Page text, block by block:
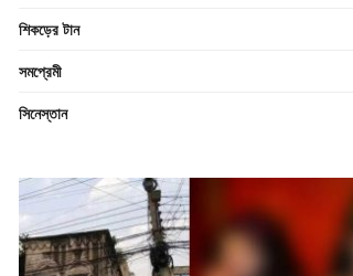
শিকড়ের টান
সমপ্রেমী
সিনেস্তান